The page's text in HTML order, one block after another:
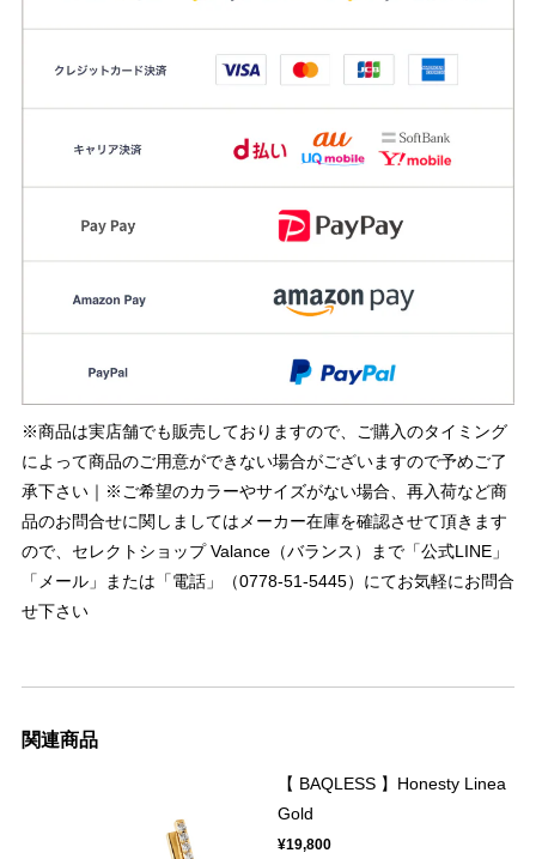
※商品は実店舗でも販売しておりますので、ご購入のタイミング
によって商品のご用意ができない場合がございますので予めご了
承下さい｜※ご希望のカラーやサイズがない場合、再入荷など商
品のお問合せに関しましてはメーカー在庫を確認させて頂きます
ので、セレクトショップ Valance（バランス）まで「公式LINE」
「メール」または「電話」（0778-51-5445）にてお気軽にお問合
せ下さい
関連商品
【 BAQLESS 】Honesty Linea
Gold
¥19,800